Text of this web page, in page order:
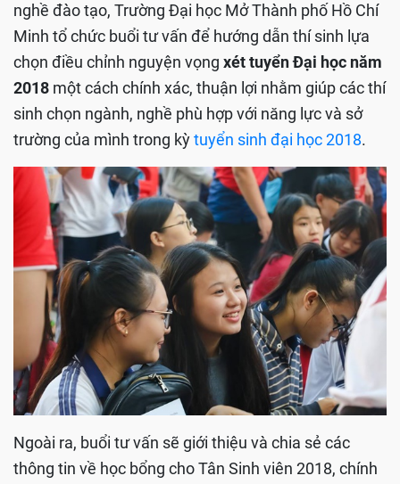
nghề đào tạo, Trường Đại học Mở Thành phố Hồ Chí
Minh tổ chức buổi tư vấn để hướng dẫn thí sinh lựa
chọn điều chỉnh nguyện vọng xét tuyển Đại học năm
2018 một cách chính xác, thuận lợi nhằm giúp các thí
sinh chọn ngành, nghề phù hợp với năng lực và sở
trường của mình trong kỳtuyển sinh đại học 2018.
Ngoài ra, buổi tư vấn sẽ giới thiệu và chia sẻ các
thông tin về học bổng cho Tân Sinh viên 2018, chính